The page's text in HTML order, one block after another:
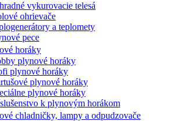
vykurovacie telesá
ohrievače
a teplomety
pece
horáky
plynové horáky
plynové horáky
plynové horáky
plynové horáky
k plynovým horákom
chladničky, lampy a odpudzovače